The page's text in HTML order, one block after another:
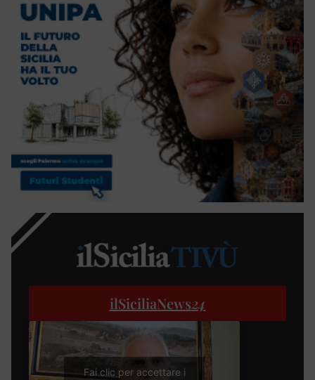
ilSiciliaNews24
Fai clic per accettare i